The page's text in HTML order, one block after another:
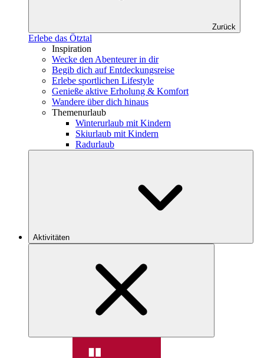
Zurück
Erlebe das Ötztal
Inspiration
Wecke den Abenteurer in dir
Begib dich auf Entdeckungsreise
Erlebe sportlichen Lifestyle
Genieße aktive Erholung & Komfort
Wandere über dich hinaus
Themenurlaub
Winterurlaub mit Kindern
Skiurlaub mit Kindern
Radurlaub
Aktivitäten